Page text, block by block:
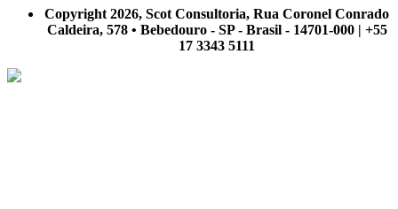
Copyright 2026, Scot Consultoria, Rua Coronel Conrado
Caldeira, 578 • Bebedouro - SP - Brasil - 14701-000 | +55
17 3343 5111